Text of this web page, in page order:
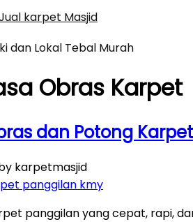
karpet Masjid
dan Lokal Tebal Murah
Obras Karpet
dan Potong
karpetmasjid
panggilan yang cepat, rapi,